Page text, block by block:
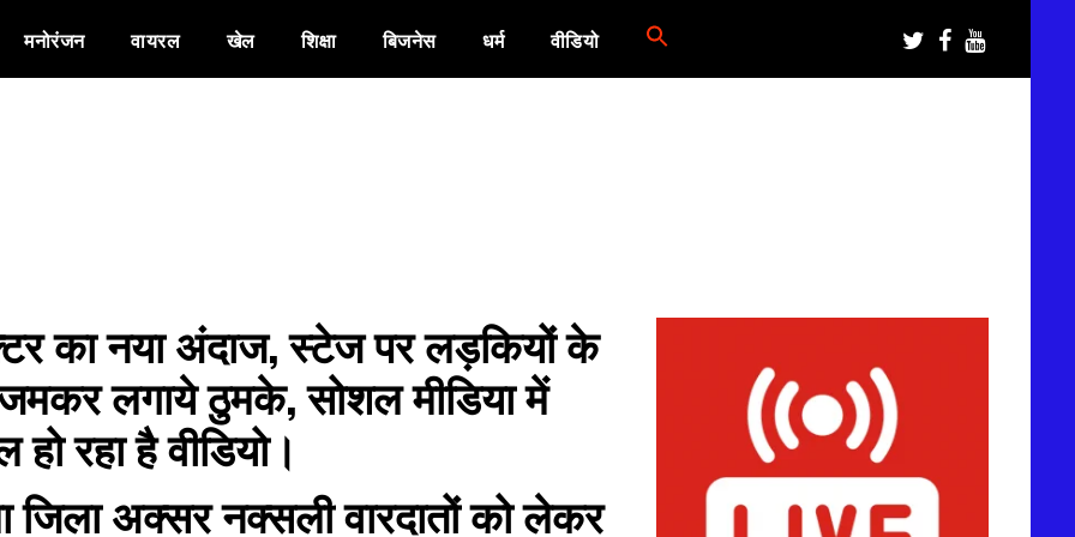
मनोरंजन वायरल खेल शिक्षा बिजनेस धर्म वीडियो
का नया अंदाज, स्टेज पर लड़कियों के
लगाये ठुमके, सोशल मीडिया में
हो रहा है वीडियो।
जिला अक्सर नक्सली वारदातों को लेकर